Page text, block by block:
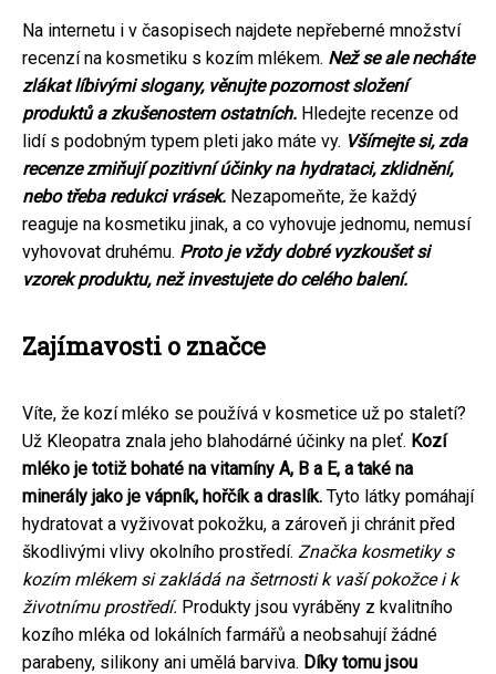
Na internetu i v časopisech najdete nepřeberné množství
recenzí na kosmetiku s kozím mlékem. Než se ale necháte
zlákat líbivými slogany, věnujte pozornost složení
produktů a zkušenostem ostatních. Hledejte recenze od
lidí s podobným typem pleti jako máte vy. Všímejte si, zda
recenze zmiňují pozitivní účinky na hydrataci, zklidnění,
nebo třeba redukci vrásek. Nezapomeňte, že každý
reaguje na kosmetiku jinak, a co vyhovuje jednomu, nemusí
vyhovovat druhému. Proto je vždy dobré vyzkoušet si
vzorek produktu, než investujete do celého balení.
Zajímavosti o značce
Víte, že kozí mléko se používá v kosmetice už po staletí?
Už Kleopatra znala jeho blahodárné účinky na pleť. Kozí
mléko je totiž bohaté na vitamíny A, B a E, a také na
minerály jako je vápník, hořčík a draslík. Tyto látky pomáhají
hydratovat a vyživovat pokožku, a zároveň ji chránit před
škodlivými vlivy okolního prostředí. Značka kosmetiky s
kozím mlékem si zakládá na šetrnosti k vaší pokožce i k
životnímu prostředí. Produkty jsou vyráběny z kvalitního
kozího mléka od lokálních farmářů a neobsahují žádné
parabeny, silikony ani umělá barviva. Díky tomu jsou